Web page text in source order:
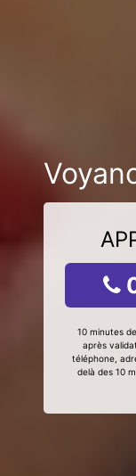
10 minutes
après
téléphone,
delà des 10